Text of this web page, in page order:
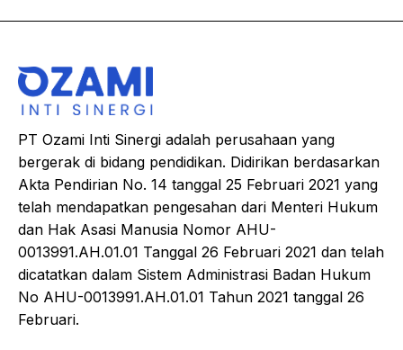
PT Ozami Inti Sinergi adalah perusahaan yang
bergerak di bidang pendidikan. Didirikan berdasarkan
Akta Pendirian No. 14 tanggal 25 Februari 2021 yang
telah mendapatkan pengesahan dari Menteri Hukum
dan Hak Asasi Manusia Nomor AHU-
0013991.AH.01.01 Tanggal 26 Februari 2021 dan telah
dicatatkan dalam Sistem Administrasi Badan Hukum
No AHU-0013991.AH.01.01 Tahun 2021 tanggal 26
Februari.